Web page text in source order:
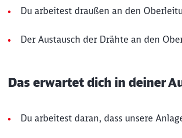
Du arbeitest draußen an den
Der Austausch der Drähte an den
Das erwartet dich in deiner
Du arbeitest daran, dass unsere